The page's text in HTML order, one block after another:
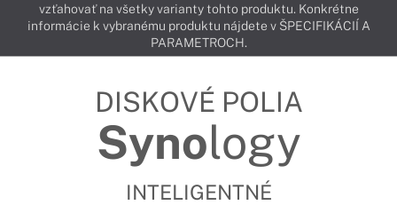
vzťahovať na všetky varianty tohto produktu. Konkrétne
informácie k vybranému produktu nájdete v ŠPECIFIKÁCIÍ A
PARAMETROCH.
DISKOVÉ POLIA
Synology
INTELIGENTNÉ